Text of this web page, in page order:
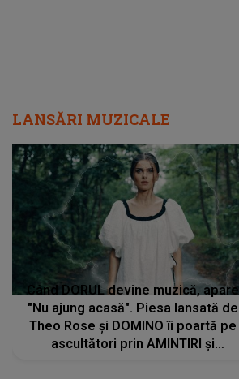
LANSĂRI MUZICALE
Când DORUL devine muzică, apare
"Nu ajung acasă". Piesa lansată de
Theo Rose și DOMINO îi poartă pe
ascultători prin AMINTIRI și